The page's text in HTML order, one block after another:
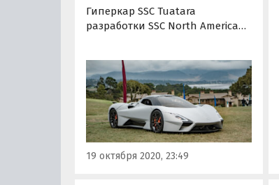
Гиперкар SSC Tuatara
разработки SSC North America
автомобилей, запущенных в
серию. Купе под управлением
пилота Оливера Уэбба смогло
разогнаться до 532,93 км/ч.
19 октября 2020, 23:49